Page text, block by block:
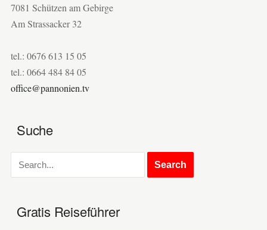
7081 Schützen am Gebirge
Am Strassacker 32
tel.: 0676 613 15 05
tel.: 0664 484 84 05
office@pannonien.tv
Suche
Gratis Reiseführer